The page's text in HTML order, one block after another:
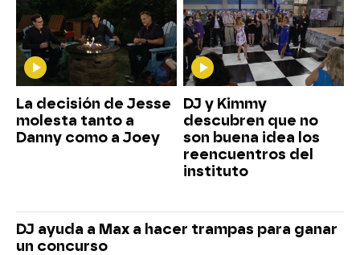
La decisión de Jesse
molesta tanto a
Danny como a Joey
DJ y Kimmy
descubren que no
son buena idea los
reencuentros del
instituto
DJ ayuda a Max a hacer trampas para ganar
un concurso